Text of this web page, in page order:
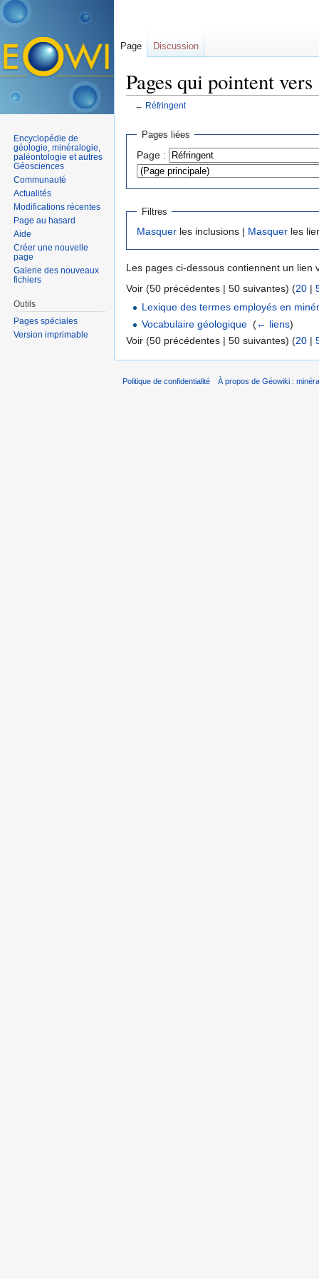
Pages qui pointent
← Réfringent
Pages liées
Page :
Filtres
Masquer les inclusions | Masquer les
Les pages ci-dessous contiennent un lien
Voir (50 précédentes | 50 suivantes) (20 |
Lexique des termes employés en
Vocabulaire géologique ‎(← liens)
Voir (50 précédentes | 50 suivantes) (20 |
Page Discussion
Encyclopédie de
géologie, minéralogie,
paléontologie et autres
Géosciences
Communauté
Actualités
Modifications récentes
Page au hasard
Aide
Créer une nouvelle
page
Galerie des nouveaux
fichiers
Outils
Pages spéciales
Version imprimable
Politique de confidentialité À propos de Géowiki :